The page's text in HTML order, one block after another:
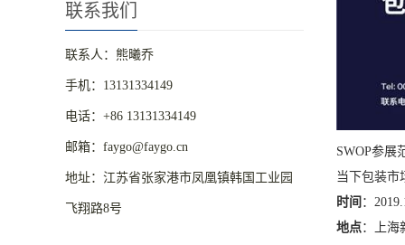
联系我们
联系人：熊曦乔
手机：13131334149
电话：+86 13131334149
邮箱：faygo@faygo.cn
地址：江苏省张家港市凤凰镇韩国工业园
飞翔路8号
SWOP参展
当下包装市
时间 ：
地点：上海